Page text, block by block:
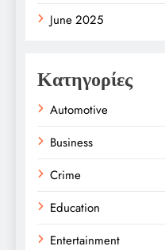
June 2025
Κατηγορίες
Automotive
Business
Crime
Education
Entertainment